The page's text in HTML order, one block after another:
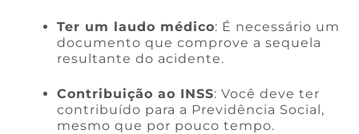
Ter um laudo médico: É necessário um
documento que comprove a sequela
resultante do acidente.
Contribuição ao INSS: Você deve ter
contribuído para a Previdência Social,
mesmo que por pouco tempo.